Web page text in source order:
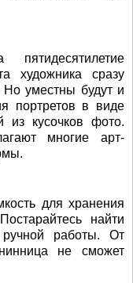
художника сразу
уместны будут и
портретов в виде
из кусочков фото.
многие арт-
для хранения
найти
ручной работы. От
не сможет